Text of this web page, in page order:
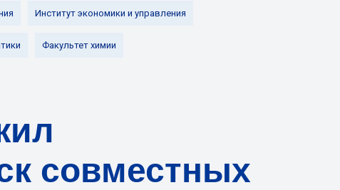
Институт экономики и управления
Факультет химии
совместных